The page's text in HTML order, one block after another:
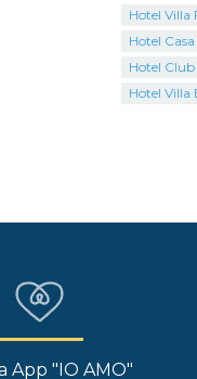
Hotel Villa
Hotel
Hotel Club
Hotel Villa
App "IO AMO"